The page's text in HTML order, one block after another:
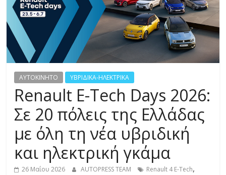
R
E
S
SAYTOKINHTO ΥΒΡΙΔΙΚΑ-ΗΛΕΚΤΡΙΚΑ
Renault E-Tech Days 2026:
Σε 20 πόλεις της Ελλάδας
με όλη τη νέα υβριδική
και ηλεκτρική γκάμα
26 Μαΐου 2026 AUTOPRESS TEAM Renault 4 E-Tech,